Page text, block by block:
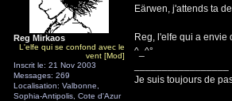
Reg Mirkaos
L'elfe qui se confond avec le
vent [Mod]
Inscrit le: 21 Nov 2003
Messages: 269
Localisation: Valbonne,
Sophia-Antipolis, Cote d'Azur
Eärwen, j'attends ta
Reg, l'elfe qui a envie
^_^°
Je suis toujours de